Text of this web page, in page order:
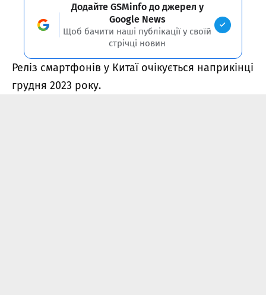
Додайте GSMinfo до джерел у
Google News
Щоб бачити наші публікації у своїй
стрічці новин
Реліз смартфонів у Китаї очікується наприкінці
грудня 2023 року.